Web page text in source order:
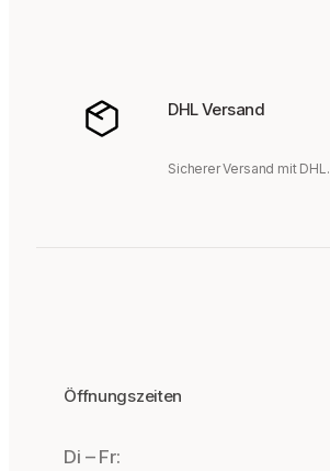
DHL Versand
Sicherer Versand mit DHL.
Öffnungszeiten
Di – Fr: